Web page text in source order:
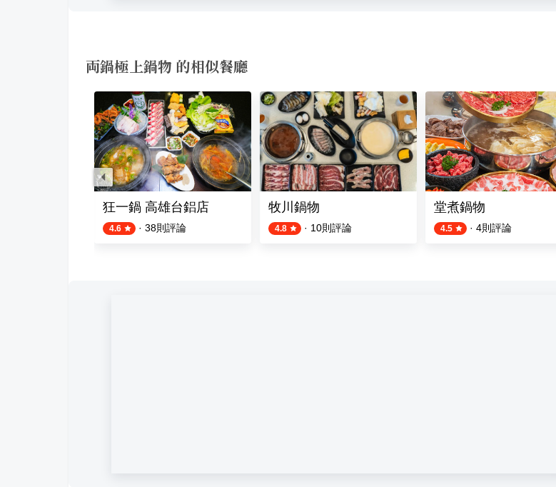
両鍋極上鍋物 的相似餐廳
狂一鍋 高雄台鋁店
4.6 · 38則評論
牧川鍋物
4.8 · 10則評論
堂煮鍋物
4.5 · 4則評論